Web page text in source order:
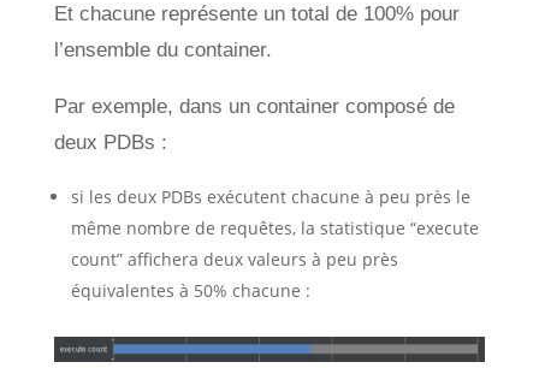
Et chacune représente un total de 100% pour
l’ensemble du container.
Par exemple, dans un container composé de
deux PDBs :
si les deux PDBs exécutent chacune à peu près le
même nombre de requêtes, la statistique “execute
count” affichera deux valeurs à peu près
équivalentes à 50% chacune :